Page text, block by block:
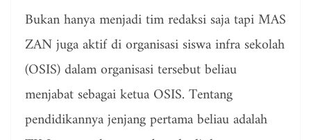
Bukan hanya menjadi tim redaksi saja tapi MAS
ZAN juga aktif di organisasi siswa infra sekolah
(OSIS) dalam organisasi tersebut beliau
menjabat sebagai ketua OSIS. Tentang
pendidikannya jenjang pertama beliau adalah